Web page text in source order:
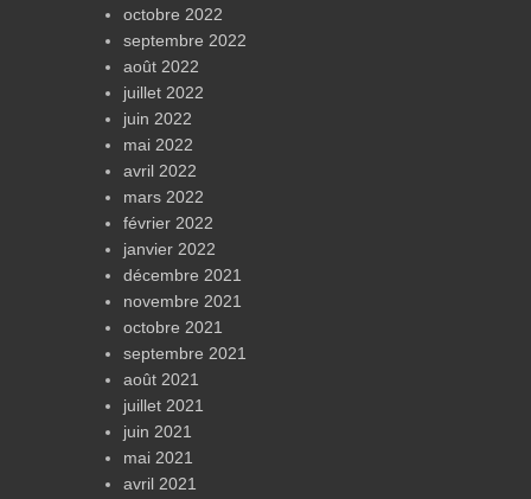
octobre 2022
septembre 2022
août 2022
juillet 2022
juin 2022
mai 2022
avril 2022
mars 2022
février 2022
janvier 2022
décembre 2021
novembre 2021
octobre 2021
septembre 2021
août 2021
juillet 2021
juin 2021
mai 2021
avril 2021